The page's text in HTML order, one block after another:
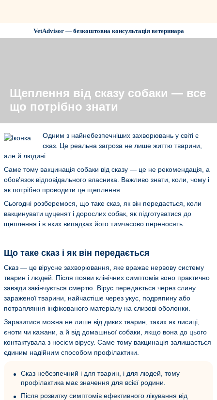
VetAdvisor — безкоштовна консультація ветеринара
Щеплення від сказу собаки — все
що потрібно знати
Одним з найнебезпечніших захворювань у світі є
сказ. Це реальна загроза не лише життю тварини,
але й людині.
Саме тому вакцинація собаки від сказу — це не рекомендація, а
обов’язок відповідального власника. Важливо знати, коли, чому і
як потрібно проводити це щеплення.
Сьогодні розберемося, що таке сказ, як він передається, коли
вакцинувати цуценят і дорослих собак, як підготуватися до
щеплення і в яких випадках його тимчасово переносять.
Що таке сказ і як він передається
Сказ — це вірусне захворювання, яке вражає нервову систему
тварин і людей. Після появи клінічних симптомів воно практично
завжди закінчується смертю. Вірус передається через слину
зараженої тварини, найчастіше через укус, подряпину або
потрапляння інфікованого матеріалу на слизові оболонки.
Заразитися можна не лише від диких тварин, таких як лисиці,
єноти чи кажани, а й від домашньої собаки, якщо вона до цього
контактувала з носієм вірусу. Саме тому вакцинація залишається
єдиним надійним способом профілактики.
Сказ небезпечний і для тварин, і для людей, тому
профілактика має значення для всієї родини.
Після розвитку симптомів ефективного лікування від